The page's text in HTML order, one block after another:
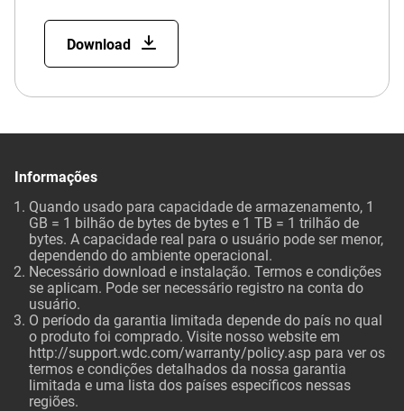
Download
Informações
Quando usado para capacidade de armazenamento, 1
GB = 1 bilhão de bytes de bytes e 1 TB = 1 trilhão de
bytes. A capacidade real para o usuário pode ser menor,
dependendo do ambiente operacional.
Necessário download e instalação. Termos e condições
se aplicam. Pode ser necessário registro na conta do
usuário.
O período da garantia limitada depende do país no qual
o produto foi comprado. Visite nosso website em
http://support.wdc.com/warranty/policy.asp para ver os
termos e condições detalhados da nossa garantia
limitada e uma lista dos países específicos nessas
regiões.